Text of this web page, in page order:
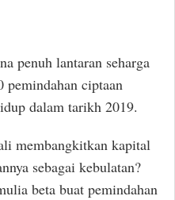
penuh lantaran seharga
pemindahan ciptaan
dalam tarikh 2019.
membangkitkan kapital
sebagai kebulatan?
beta buat pemindahan